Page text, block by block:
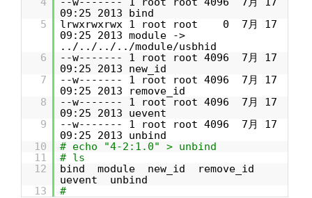
09:25 2013 bind
5
lrwxrwxrwx 1 root root 0 7月 17
09:25 2013 module ->
../../../../module/usbhid
6
--w------- 1 root root 4096 7月 17
09:25 2013 new_id
7
--w------- 1 root root 4096 7月 17
09:25 2013 remove_id
8
--w------- 1 root root 4096 7月 17
09:25 2013 uevent
9
--w------- 1 root root 4096 7月 17
09:25 2013 unbind
10
# echo "4-2:1.0" > unbind
11
# ls
12
bind module new_id remove_id
uevent unbind
13
#